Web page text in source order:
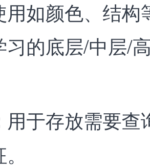
用如颜色、结构
习的底层/中层/
用于存放需要